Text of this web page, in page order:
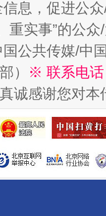
息，促进公
重实事”的公
国公共传媒/中
）
※ 联系电
诚感谢您对